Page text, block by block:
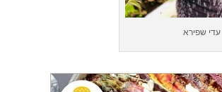
עדי שפירא